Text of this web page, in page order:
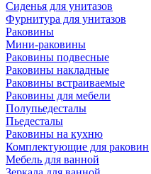
Сиденья для унитазов
Фурнитура для унитазов
Раковины
Мини-раковины
Раковины подвесные
Раковины накладные
Раковины встраиваемые
Раковины для мебели
Полупьедесталы
Пьедесталы
Раковины на кухню
Комплектующие для раковин
Мебель для ванной